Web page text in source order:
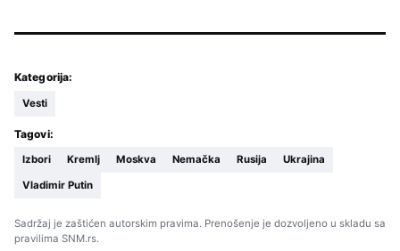
Kategorija:
Vesti
Tagovi:
Izbori Kremlj Moskva Nemačka Rusija Ukrajina
Vladimir Putin
Sadržaj je zaštićen autorskim pravima. Prenošenje je dozvoljeno u skladu sa
pravilima SNM.rs.